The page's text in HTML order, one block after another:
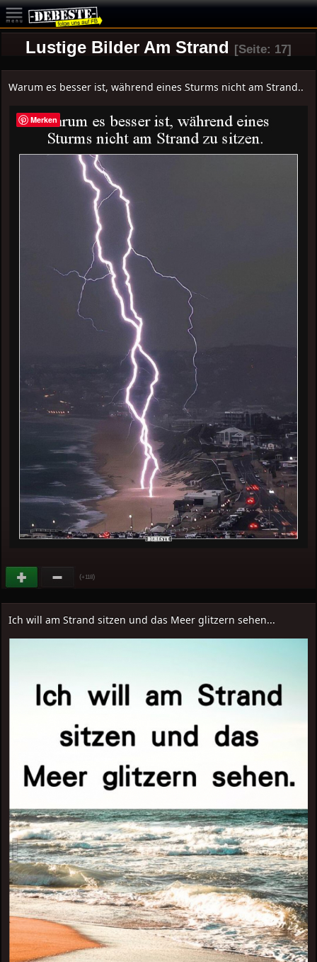
Lustige Bilder Am Strand [Seite: 17]
Warum es besser ist, während eines Sturms nicht am Strand..
(+118)
Ich will am Strand sitzen und das Meer glitzern sehen...
Merken